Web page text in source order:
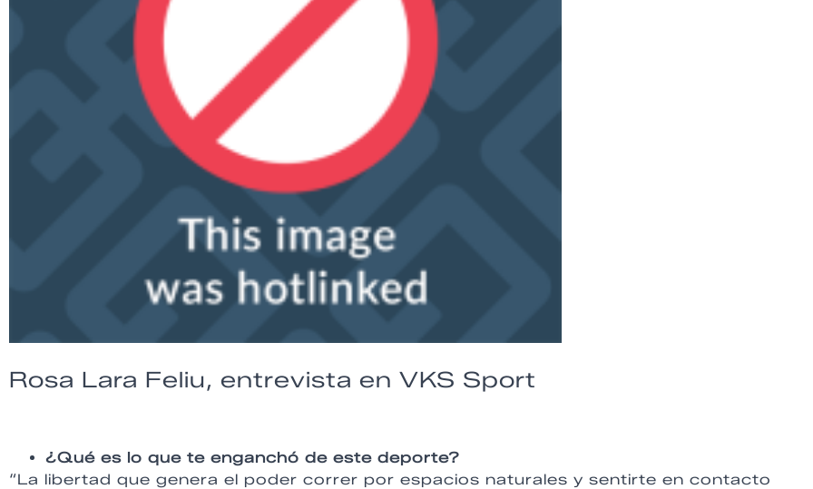
Rosa Lara Feliu, entrevista en VKS Sport
¿Qué es lo que te enganchó de este deporte?
“La libertad que genera el poder correr por espacios naturales y sentirte en contacto